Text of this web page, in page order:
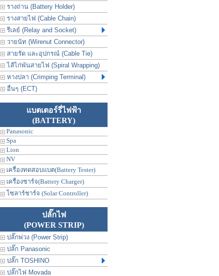
รางถ่าน (Battery Holder)
รางสายไฟ (Cable Chain)
รีเลย์ (Relay and Socket)
วายนัท (Wirenut Connector)
สายรัด และอุปกรณ์ (Cable Tie)
ไส้ไก่พันสายไฟ (Spiral Wrapping)
หางปลา (Crimping Terminal)
อื่นๆ (ECT)
แบตเตอร์รี่ไฟฟ้า
(BATTERY)
Panasonic
Spa
Lion
NV
เครื่องทดสอบแบต(Battery Tester)
เครื่องชาร์จ(Battery Charger)
โซลาร์ชาร์จ (Solar Controller)
ปลั๊กไฟ
(POWER STRIP)
ปลั๊กพ่วง (Power Strip)
ปลั๊ก Panasonic
ปลั๊ก TOSHINO
ปลั๊กไฟ Movada